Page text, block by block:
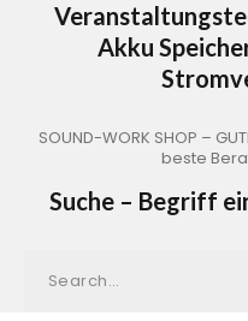
Akku
SOUND-WORK SHOP –
beste
Suche – Begriff